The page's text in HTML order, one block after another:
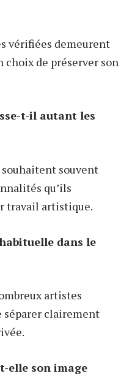
vérifiées demeurent
de préserver son
t-il autant les
souvent
qu’ils
travail artistique.
dans le
artistes
séparer clairement
elle son image